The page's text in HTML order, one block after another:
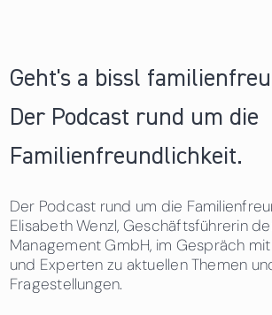
Geht's a bissl
Der Podcast rund um die
Familienfreundlichkeit.
Der Podcast rund um die
Elisabeth Wenzl, Geschäftsführerin
Management GmbH, im Gespräch
und Experten zu aktuellen Themen
Fragestellungen.